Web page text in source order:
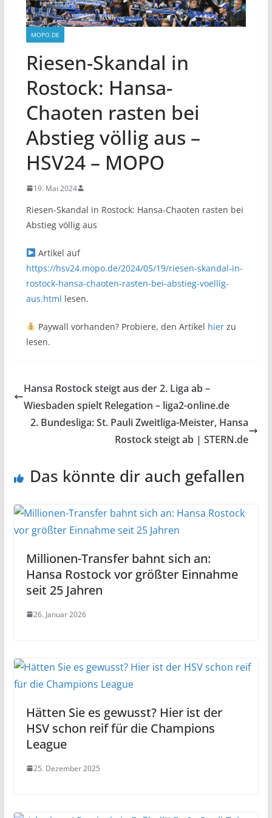
MOPO.DE
Riesen-Skandal in
Rostock: Hansa-
Chaoten rasten bei
Abstieg völlig aus –
HSV24 – MOPO
19. Mai 2024
Riesen-Skandal in Rostock: Hansa-Chaoten rasten bei
Abstieg völlig aus
Artikel auf
https://hsv24.mopo.de/2024/05/19/riesen-skandal-in-
rostock-hansa-chaoten-rasten-bei-abstieg-voellig-
aus.html lesen.
Paywall vorhanden? Probiere, den Artikel hierzu
lesen.
Hansa Rostock steigt aus der 2. Liga ab –
Wiesbaden spielt Relegation – liga2-online.de
2. Bundesliga: St. Pauli Zweitliga-Meister, Hansa
Rostock steigt ab | STERN.de
Das könnte dir auch gefallen
Millionen-Transfer bahnt sich an:
Hansa Rostock vor größter Einnahme
seit 25 Jahren
26. Januar 2026
Hätten Sie es gewusst? Hier ist der
HSV schon reif für die Champions
League
25. Dezember 2025